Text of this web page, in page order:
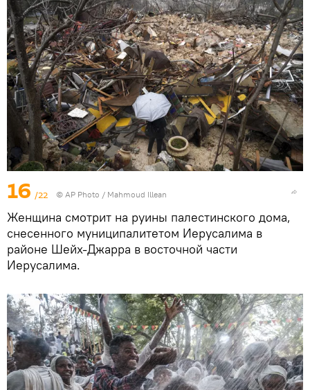
16 /22 © AP Photo / Mahmoud Illean
Женщина смотрит на руины палестинского дома,
снесенного муниципалитетом Иерусалима в
районе Шейх-Джарра в восточной части
Иерусалима.